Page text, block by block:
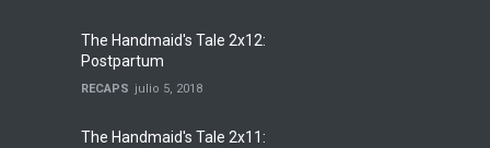
The Handmaid's Tale 2x12:
Postpartum
RECAPS julio 5, 2018
The Handmaid's Tale 2x11: